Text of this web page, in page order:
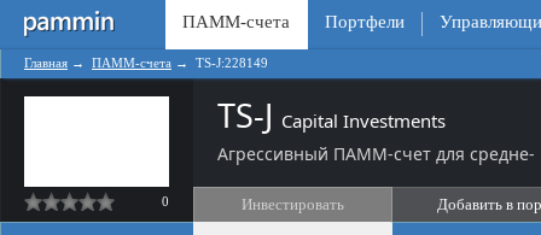
ПАММ-счета Портфели
Главная → ПАММ-счета → TS-J:228149
0
TS-J Capital Investments
Агрессивный ПАММ-счет для средне-
Инвестировать Добавить в